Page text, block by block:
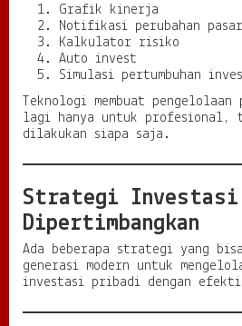
Grafik kinerja
Notifikasi perubahan pasar
Kalkulator risiko
Auto invest
Simulasi pertumbuhan
Teknologi membuat
lagi hanya untuk profesional,
dilakukan siapa saja.
Strategi Investasi
Dipertimbangkan
Ada beberapa strategi yang
generasi modern untuk
investasi pribadi dengan